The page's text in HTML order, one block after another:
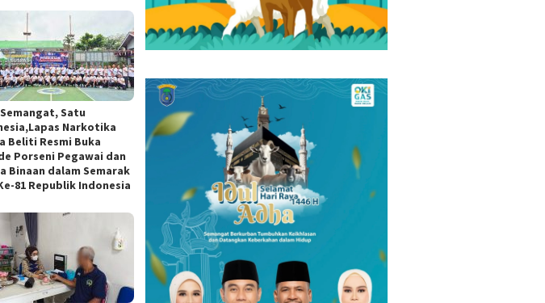
Satu
Narkotika
Beliti Resmi Buka
Porseni Pegawai dan
Binaan dalam Semarak
81 Republik Indonesia